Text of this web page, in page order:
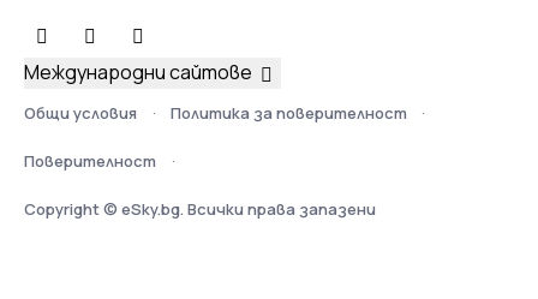
Общи условия Политика за поверителност
Поверителност
Copyright © eSky.bg. Всички права запазени
Международни сайтове